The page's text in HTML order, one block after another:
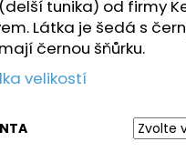
tunika) od firmy
Látka je šedá s
černou šňůrku.
velikostí